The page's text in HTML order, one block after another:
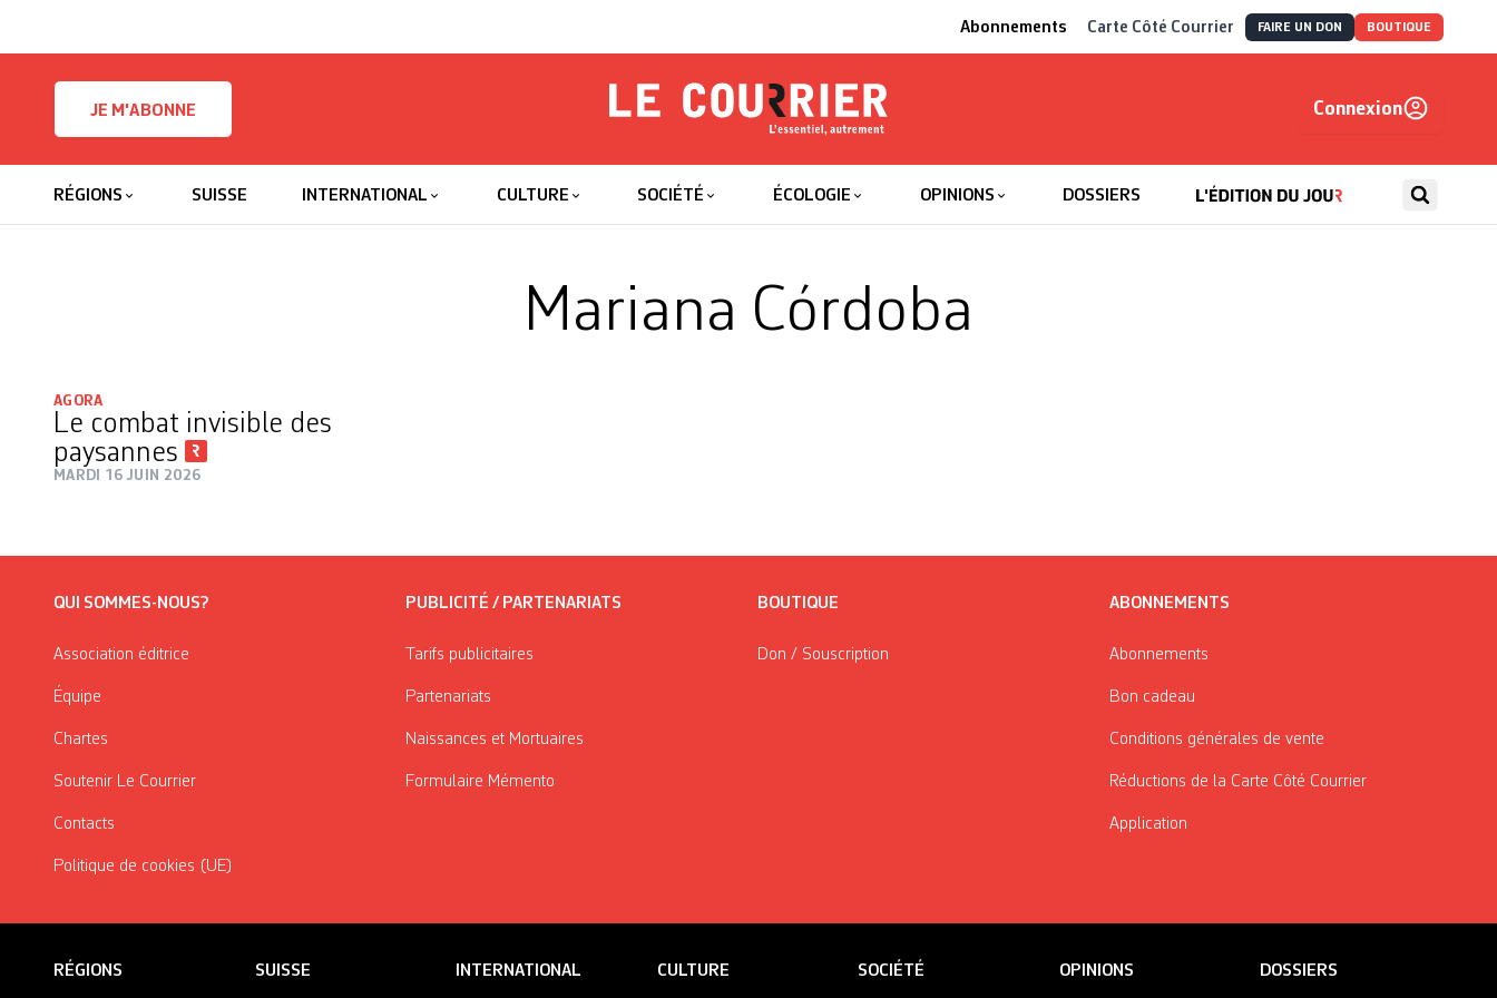
Abonnements Carte Côté Courrier FAIRE UN DON BOUTIQUE
JE M'ABONNE
Le Courrier
Connexion
RÉGIONS SUISSE INTERNATIONAL CULTURE SOCIÉTÉ ÉCOLOGIE OPINIONS DOSSIERS
Mariana Córdoba
AGORA
Le combat invisible des
paysannes
MARDI 16 JUIN 2026
QUI SOMMES-NOUS?
Association éditrice
Équipe
Chartes
Soutenir Le Courrier
Contacts
Politique de cookies (UE)
PUBLICITÉ / PARTENARIATS
Tarifs publicitaires
Partenariats
Naissances et Mortuaires
Formulaire Mémento
BOUTIQUE
Don / Souscription
ABONNEMENTS
Abonnements
Bon cadeau
Conditions générales de vente
Réductions de la Carte Côté Courrier
Application
RÉGIONS SUISSE INTERNATIONAL CULTURE SOCIÉTÉ OPINIONS DOSSIERS